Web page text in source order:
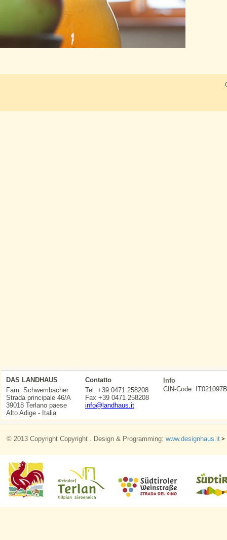
DAS LANDHAUS
Fam. Schwembacher
Strada principale 46/A
39018 Terlano paese
Alto Adige - Italia
Contatto
Tel. +39 0471 258208
Fax +39 0471 258208
info@landhaus.it
Info
CIN-Code:
© 2013 Copyright Copyright . Design & Programming: www.designhaus.it